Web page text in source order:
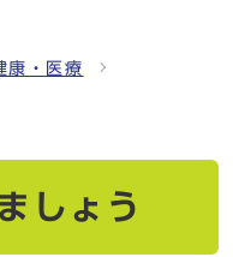
康・医療
しょう